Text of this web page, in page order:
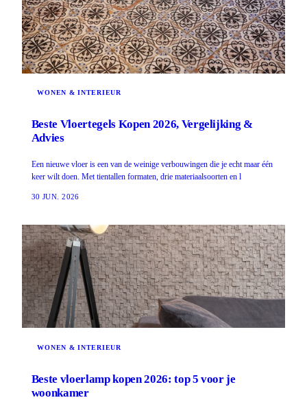
WONEN & INTERIEUR
Beste Vloertegels Kopen 2026, Vergelijking &
Advies
Een nieuwe vloer is een van de weinige verbouwingen die je echt maar één
keer wilt doen. Met tientallen formaten, drie materiaalsoorten en l
30 JUN. 2026
WONEN & INTERIEUR
Beste vloerlamp kopen 2026: top 5 voor je
woonkamer